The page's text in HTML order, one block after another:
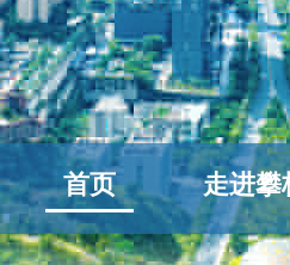
首页 走进攀